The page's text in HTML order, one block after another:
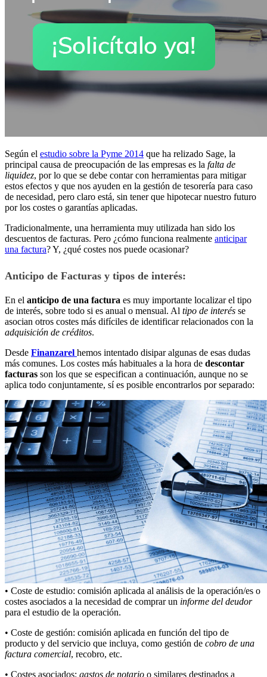
Según el estudio sobre la Pyme 2014 que ha relizado Sage, la
principal causa de preocupación de las empresas es la falta de
liquidez, por lo que se debe contar con herramientas para mitigar
estos efectos y que nos ayuden en la gestión de tesorería para caso
de necesidad, pero claro está, sin tener que hipotecar nuestro futuro
por los costes o garantías aplicadas.
Tradicionalmente, una herramienta muy utilizada han sido los
descuentos de facturas. Pero ¿cómo funciona realmente anticipar
una factura? Y, ¿qué costes nos puede ocasionar?
Anticipo de Facturas y tipos de interés:
En el anticipo de una factura es muy importante localizar el tipo
de interés, sobre todo si es anual o mensual. Al tipo de interés se
asocian otros costes más difíciles de identificar relacionados con la
adquisición de créditos.
Desde Finanzarel hemos intentado disipar algunas de esas dudas
más comunes. Los costes más habituales a la hora de descontar
facturas son los que se especifican a continuación, aunque no se
aplica todo conjuntamente, sí es posible encontrarlos por separado:
• Coste de estudio: comisión aplicada al análisis de la operación/es o
costes asociados a la necesidad de comprar un informe del deudor
para el estudio de la operación.
• Coste de gestión: comisión aplicada en función del tipo de
producto y del servicio que incluya, como gestión de cobro de una
factura comercial, recobro, etc.
• Costes asociados: gastos de notario o similares destinados a